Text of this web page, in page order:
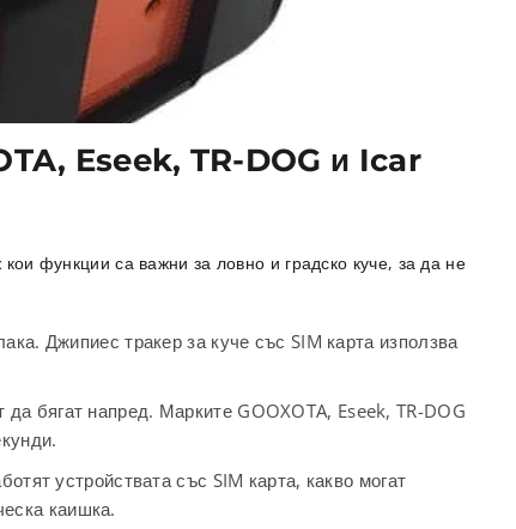
Eseek, TR-DOG и Icar
функции са важни за ловно и градско куче, за да не
Джипиес тракер за куче със SIM карта използва
бягат напред. Марките GOOXOTA, Eseek, TR-DOG
устройствата със SIM карта, какво могат
каишка.